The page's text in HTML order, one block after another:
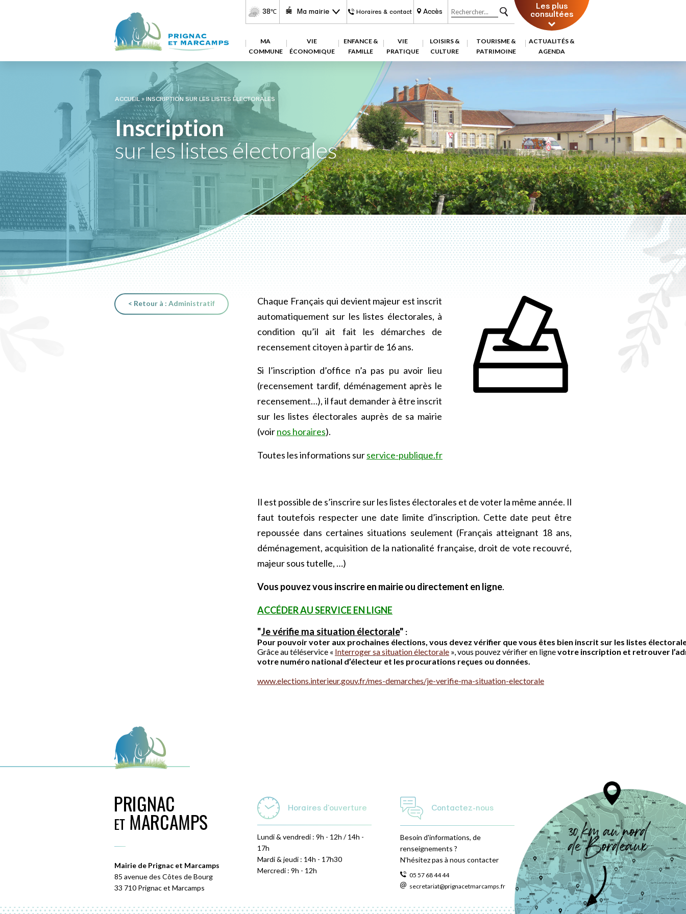
38℃ Ma mairie Horaires & contact Accès Les plus
consultées
MA
COMMUNE
VIE
ÉCONOMIQUE
ENFANCE &
FAMILLE
VIE
PRATIQUE
LOISIRS &
CULTURE
TOURISME &
PATRIMOINE
ACTUALITÉS &
AGENDA
ACCUEIL»INSCRIPTION SUR LES LISTES ÉLECTORALES
Inscription
sur les listes électorales
< Retour à : Administratif
Chaque Français qui devient majeur est inscrit
automatiquement sur les listes électorales, à
condition qu’il ait fait les démarches de
recensement citoyen à partir de 16 ans.
Si l’inscription d’office n’a pas pu avoir lieu
(recensement tardif, déménagement après le
recensement…), il faut demander à être inscrit
sur les listes électorales auprès de sa mairie
(voirnos horaires).
Toutes les informations surservice-publique.fr
Il est possible de s’inscrire sur les listes électorales et de voter la même année. Il
faut toutefois respecter une date limite d’inscription. Cette date peut être
repoussée dans certaines situations seulement (Français atteignant 18 ans,
déménagement, acquisition de la nationalité française, droit de vote recouvré,
majeur sous tutelle, …)
Vous pouvez vous inscrire en mairie ou directement en ligne.
ACCÉDER AU SERVICE EN LIGNE
"Je vérifie ma situation électorale" :
Grâce au téléservice « Interroger sa situation électorale », vous pouvez vérifier en ligne votre inscription et retrouver
www.elections.interieur.gouv.fr/mes-demarches/je-verifie-ma-situation-electorale
Mairie de Prignac et Marcamps
85 avenue des Côtes de Bourg
33 710 Prignac et Marcamps
Horaires d'ouverture
Lundi & vendredi : 9h - 12h / 14h -
17h
Mardi & jeudi : 14h - 17h30
Mercredi : 9h - 12h
Contactez-nous
Besoin d'informations, de
renseignements ?
N’hésitez pas à nous contacter
05 57 68 44 44
secretariat@prignacetmarcamps.fr